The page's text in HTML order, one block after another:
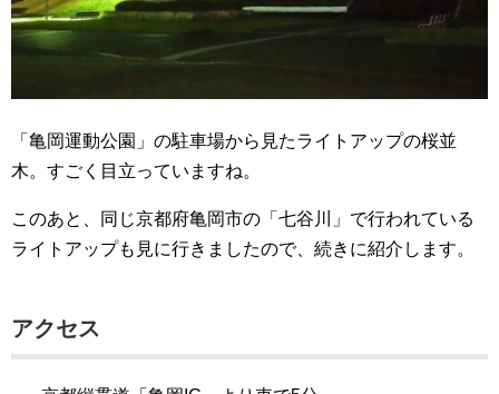
「亀岡運動公園」の駐車場から見たライトアップの桜並
木。すごく目立っていますね。
このあと、同じ京都府亀岡市の「七谷川」で行われている
ライトアップも見に行きましたので、続きに紹介します。
アクセス